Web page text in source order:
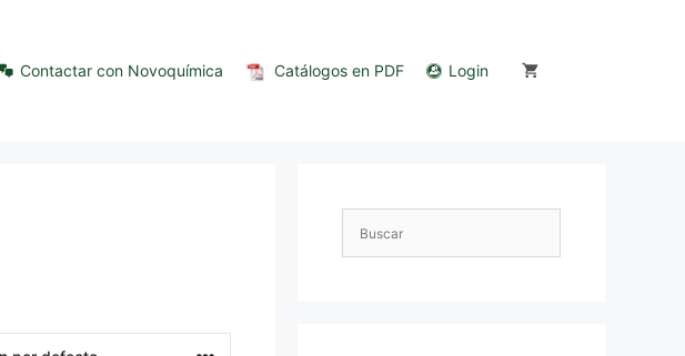
Contactar con Novoquímica Catálogos en PDF Login